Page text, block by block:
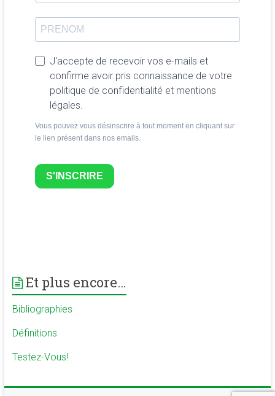
J'accepte de recevoir vos e-mails et
confirme avoir pris connaissance de votre
politique de confidentialité et mentions
légales.
Vous pouvez vous désinscrire à tout moment en cliquant sur
le lien présent dans nos emails.
S'INSCRIRE
Et plus encore…
Bibliographies
Définitions
Testez-Vous!